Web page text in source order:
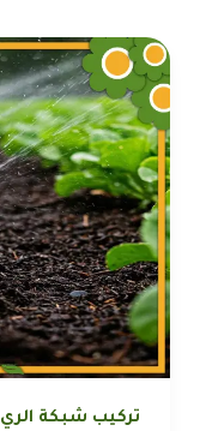
تركيب شبكة